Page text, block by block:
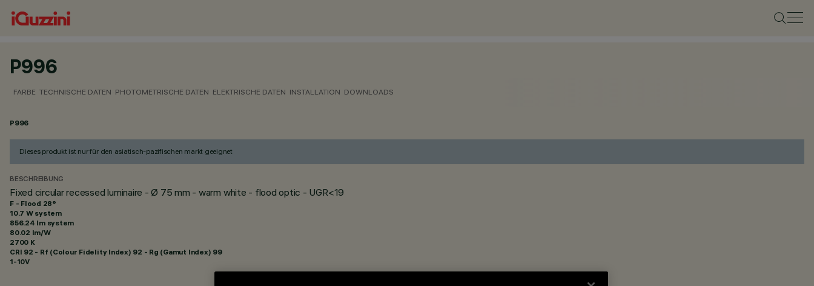
P996
FARBE TECHNISCHE DATEN PHOTOMETRISCHE DATEN ELEKTRISCHE DATEN INSTALLATION DOWNLOADS
P996
Dieses produkt ist nur für den asiatisch-pazifischen markt geeignet
BESCHREIBUNG
Fixed circular recessed luminaire - Ø 75 mm - warm white - flood optic - UGR<19
F - Flood 28°
10.7 W system
856.24 lm system
80.02 lm/W
2700 K
CRI 92 - Rf (Colour Fidelity Index) 92 - Rg (Gamut Index) 99
1-10V